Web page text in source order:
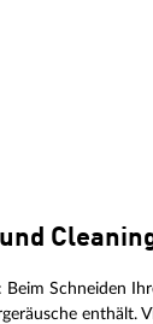
Schneiden
enthält.